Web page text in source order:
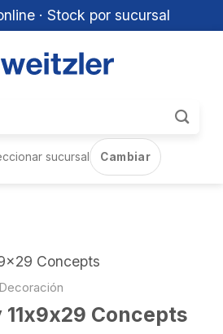
· Stock por sucursal
sucursal Cambiar
Decoración
Concepts